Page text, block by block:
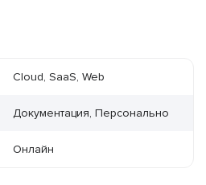
Cloud, SaaS, Web
Документация, Персонально
Онлайн